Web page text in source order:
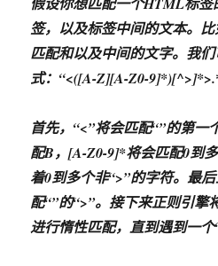
签，以及标签中间的文本。
匹配和以及中间的文字。我
式：“<([A-Z][A-Z0-
首先，“<”将会匹配“”的第一
配B，[A-Z0-9]*将会匹配0到
着0到多个非“>”的字符。最
配“”的“>”。接下来正则引擎
进行惰性匹配，直到遇到一个